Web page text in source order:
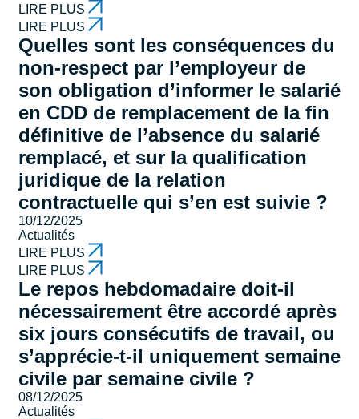
LIRE PLUS
LIRE PLUS
Quelles sont les conséquences du
non-respect par l’employeur de
son obligation d’informer le salarié
en CDD de remplacement de la fin
définitive de l’absence du salarié
remplacé, et sur la qualification
juridique de la relation
contractuelle qui s’en est suivie ?
10/12/2025
Actualités
LIRE PLUS
LIRE PLUS
Le repos hebdomadaire doit-il
nécessairement être accordé après
six jours consécutifs de travail, ou
s’apprécie-t-il uniquement semaine
civile par semaine civile ?
08/12/2025
Actualités